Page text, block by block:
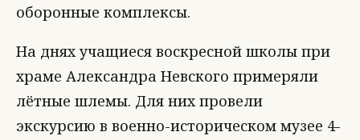
оборонные комплексы.
На днях учащиеся воскресной школы при
храме Александра Невского примеряли
лётные шлемы. Для них провели
экскурсию в военно-историческом музее 4-